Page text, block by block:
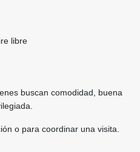
libre
buscan comodidad, buena
o para coordinar una visita.